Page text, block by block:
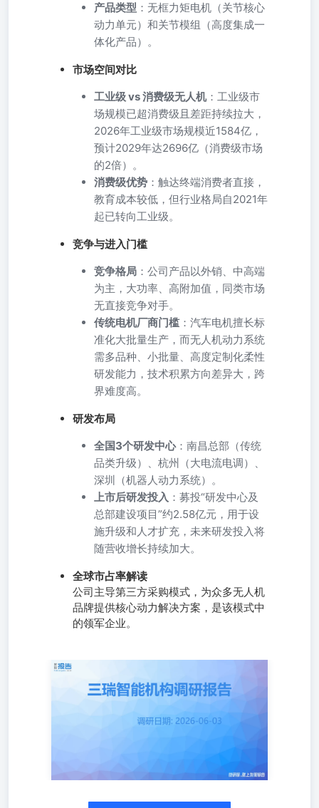
产品类型 ：无框力矩电机（关节核心
动力单元）和关节模组（高度集成一
体化产品）。
市场空间对比
工业级 vs 消费级无人机：工业级市
场规模已超消费级且差距持续拉大，
2026年工业级市场规模近1584亿，
预计2029年达2696亿（消费级市场
的2倍）。
消费级优势 ：触达终端消费者直接，
教育成本较低，但行业格局自2021年
起已转向工业级。
竞争与进入门槛
竞争格局 ：公司产品以外销、中高端
为主，大功率、高附加值，同类市场
无直接竞争对手。
传统电机厂商门槛 ：汽车电机擅长标
准化大批量生产，而无人机动力系统
需多品种、小批量、高度定制化柔性
研发能力，技术积累方向差异大，跨
界难度高。
研发布局
全国3个研发中心：南昌总部（传统
品类升级）、杭州（大电流电调）、
深圳（机器人动力系统）。
上市后研发投入 ：募投“研发中心及
总部建设项目”约2.58亿元，用于设
施升级和人才扩充，未来研发投入将
随营收增长持续加大。
全球市占率解读
公司主导第三方采购模式，为众多无人机
品牌提供核心动力解决方案，是该模式中
的领军企业。
调研日期: 2026-06-03 投资者提出的问题及公司回复情况:
1、公司对未来业绩保持稳定增长是否有信心? 回复:公司对
未来业绩增长充满信心。一是因为身处的赛道足够长、天花
板足够高。公司聚焦的无人机动力系统和机器人动力系统,
对应的是“低空经济”和“具身智能”两大国家级战略方向。这
民用无人机电动动力系统市场占有率7.1%,排名全球第二,是
收入增速持续高于行业增速,说明头部效应在进一步强化。